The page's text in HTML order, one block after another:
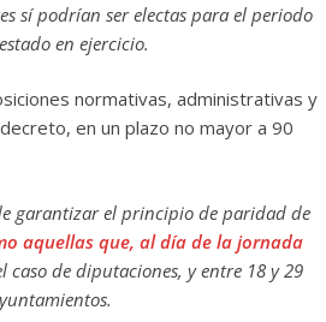
sí podrían ser electas para el periodo
en ejercicio.
normativas, administrativas y
en un plazo no mayor a 90
garantizar el principio de paridad de
aquellas que, al día de la jornada
caso de diputaciones, y entre 18 y 29